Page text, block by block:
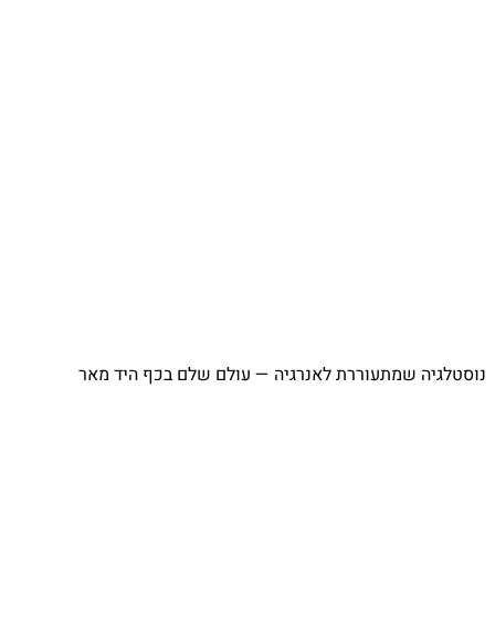
⁨ נוסטלגיה שמתעוררת לאנרגיה — עולם שלם בכף היד מאר